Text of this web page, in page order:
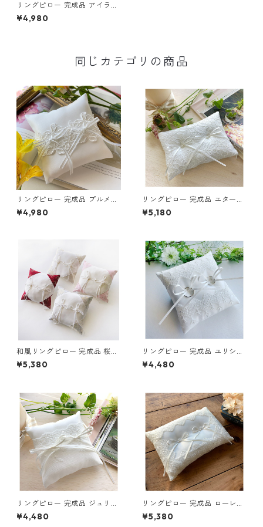
リングピロー 完成品 アイラン
ド (送料無料)
¥4,980
同じカテゴリの商品
リングピロー 完成品 プルメリ
アブルーム (送料無料)
¥4,980
リングピロー 完成品 エターナ
ル (送料無料)
¥5,180
和風リングピロー 完成品 桜風
（さくらかぜ） (送料無料)
¥5,380
リングピロー 完成品 ユリシス
(送料無料)
¥4,480
リングピロー 完成品 ジュリア
(送料無料)
¥4,480
リングピロー 完成品 ローレン
(送料無料)
¥5,380